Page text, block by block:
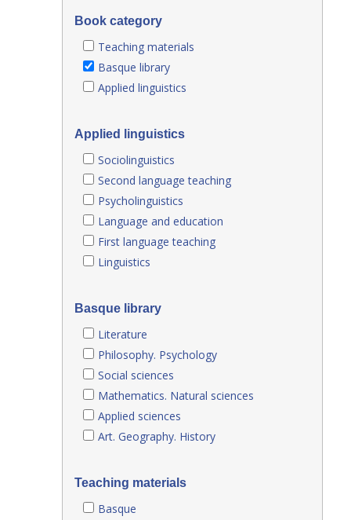
Book category
Teaching materials
Basque library
Applied linguistics
Applied linguistics
Sociolinguistics
Second language teaching
Psycholinguistics
Language and education
First language teaching
Linguistics
Basque library
Literature
Philosophy. Psychology
Social sciences
Mathematics. Natural sciences
Applied sciences
Art. Geography. History
Teaching materials
Basque